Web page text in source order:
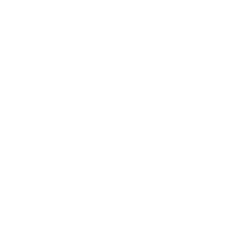
inceledik. Umarım